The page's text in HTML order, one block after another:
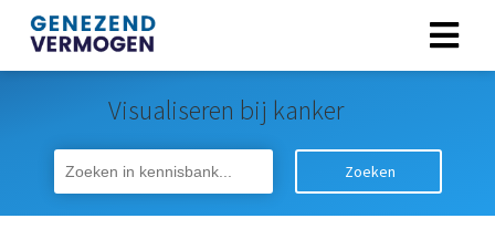
Visualiseren bij kanker
Zoeken